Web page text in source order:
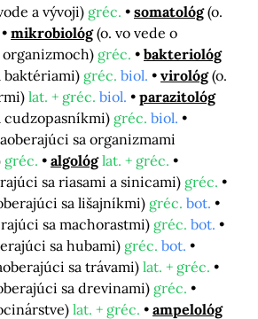
a vývoji) gréc. somatológ (o.
mikrobiológ (o. vo vede o
gréc.
bakteriológ
baktériami) gréc. biol. virológ (o.
lat. + gréc. biol.
parazitológ
cudzopasníkmi) gréc. biol.
sa organizmami
gréc. algológ lat. + gréc.
sa riasami a sinicami) gréc.
sa lišajníkmi) gréc. bot.
sa machorastmi) gréc. bot.
sa hubami) gréc. bot.
sa trávami) lat. + gréc.
sa drevinami) gréc.
lat. + gréc.
ampelológ